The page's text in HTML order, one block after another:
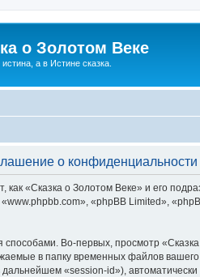
о Золотом Веке
а в Истине сказка.
о конфиденциальности
как «Сказка о Золотом Веке» и его
«phpBB Limited»,
Во-первых, просмотр
в папку временных файлов
«session-id»),